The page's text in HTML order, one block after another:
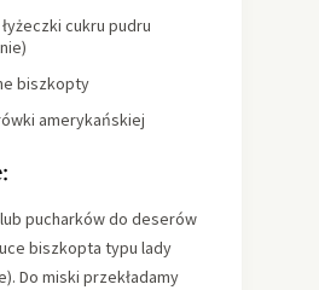
łyżeczki cukru pudru
biszkopty
amerykańskiej
pucharków do deserów
biszkopta typu lady
Do miski przekładamy